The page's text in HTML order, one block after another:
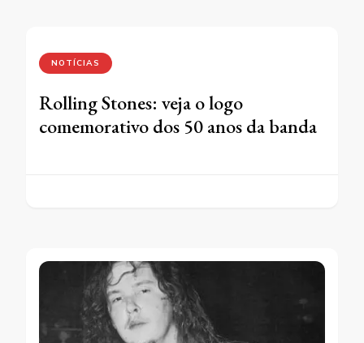
NOTÍCIAS
Rolling Stones: veja o logo
comemorativo dos 50 anos da banda